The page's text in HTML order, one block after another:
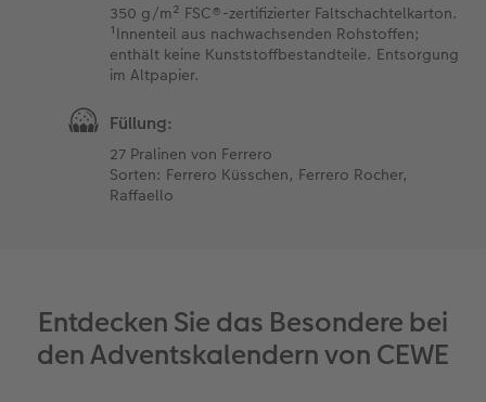
350 g/m² FSC®-zertifizierter Faltschachtelkarton.
¹Innenteil aus nachwachsenden Rohstoffen;
enthält keine Kunststoffbestandteile. Entsorgung
im Altpapier.
Füllung:
27 Pralinen von Ferrero
Sorten: Ferrero Küsschen, Ferrero Rocher,
Raffaello
Entdecken Sie das Besondere bei
den Adventskalendern von CEWE